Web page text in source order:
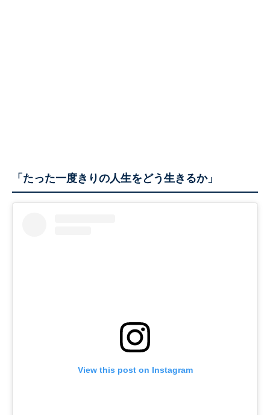
「たった一度きりの人生をどう生きるか」
View this post on Instagram